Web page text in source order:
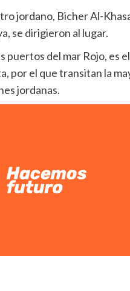
jordano, Bicher Al-
se dirigieron al lugar.
puertos del mar Rojo, es
por el que transitan la
jordanas.